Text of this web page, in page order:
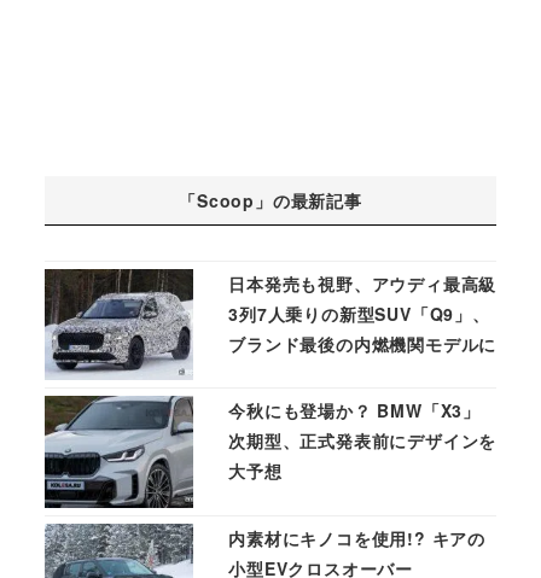
「Scoop」の最新記事
日本発売も視野、アウディ最高級
3列7人乗りの新型SUV「Q9」、
ブランド最後の内燃機関モデルに
今秋にも登場か？ BMW「X3」
次期型、正式発表前にデザインを
大予想
内素材にキノコを使用!? キアの
小型EVクロスオーバー